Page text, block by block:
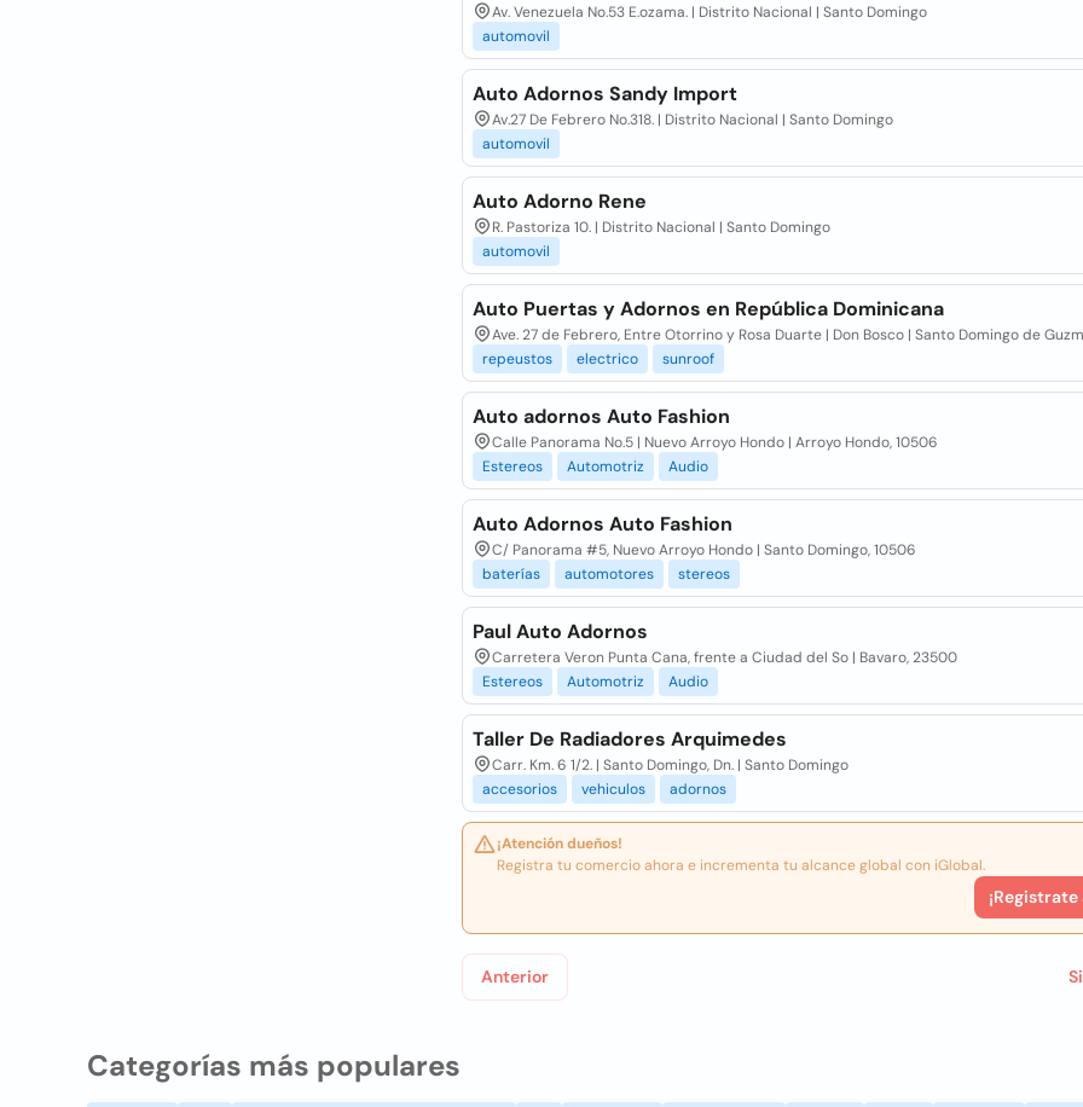
Av. Venezuela No.53 E.ozama. | Distrito Nacional | Santo Domingo
automovil
Auto Adornos Sandy Import
Av.27 De Febrero No.318. | Distrito Nacional | Santo Domingo
automovil
Auto Adorno Rene
R. Pastoriza 10. | Distrito Nacional | Santo Domingo
automovil
Auto Puertas y Adornos en República Dominicana
Ave. 27 de Febrero, Entre Otorrino y Rosa Duarte | Don Bosco | Santo Domingo de
repeustos
electrico sunroof
Auto adornos Auto Fashion
Calle Panorama No.5 | Nuevo Arroyo Hondo | Arroyo Hondo, 10506
Estereos
Automotriz Audio
Auto Adornos Auto Fashion
C/ Panorama #5, Nuevo Arroyo Hondo | Santo Domingo, 10506
baterías
automotores stereos
Paul Auto Adornos
Carretera Veron Punta Cana, frente a Ciudad del So | Bavaro, 23500
Estereos
Automotriz Audio
Taller De Radiadores Arquimedes
Carr. Km. 6 1/2. | Santo Domingo, Dn. | Santo Domingo
accesorios
vehiculos adornos
¡Atención dueños!
Registra tu comercio ahora e incrementa tu alcance global con iGlobal.
Anterior
Categorías más populares